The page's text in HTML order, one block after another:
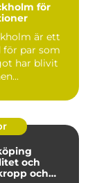
för
är ett
par som
har blivit
och
och